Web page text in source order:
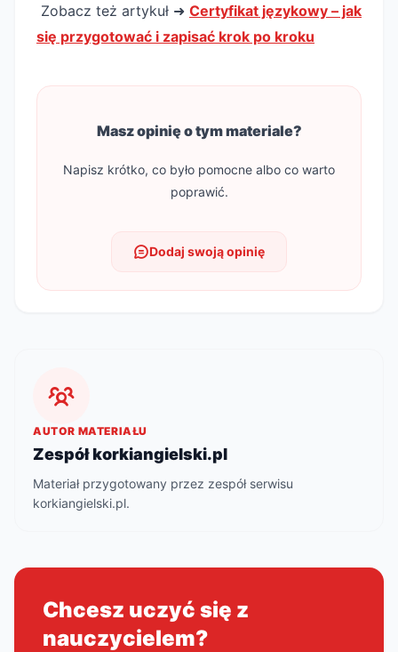
Zobacz też artykuł ➜ Certyfikat językowy – jak
się przygotować i zapisać krok po kroku
Masz opinię o tym materiale?
Napisz krótko, co było pomocne albo co warto
poprawić.
Dodaj swoją opinię
AUTOR MATERIAŁU
Zespół korkiangielski.pl
Materiał przygotowany przez zespół serwisu
korkiangielski.pl.
Chcesz uczyć się z
nauczycielem?